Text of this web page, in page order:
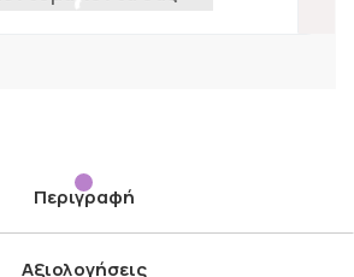
Περιγραφή
Αξιολογήσεις